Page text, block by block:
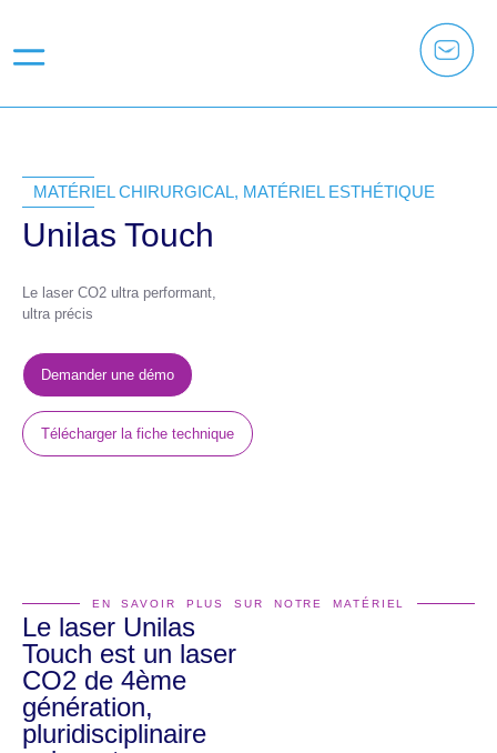
MATÉRIEL CHIRURGICAL, MATÉRIEL ESTHÉTIQUE
Unilas Touch
Le laser CO2 ultra performant,
ultra précis
Demander une démo
Télécharger la fiche technique
EN SAVOIR PLUS SUR NOTRE MATÉRIEL
Le laser Unilas
Touch est un laser
CO2 de 4ème
génération,
pluridisciplinaire